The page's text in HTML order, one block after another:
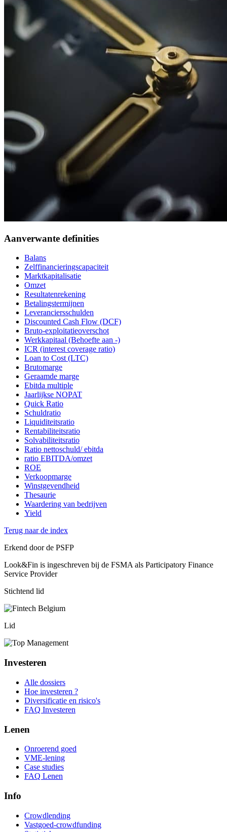
Aanverwante definities
Balans
Zelffinancieringscapaciteit
Marktkapitalisatie
Omzet
Resultatenrekening
Betalingstermijnen
Leveranciersschulden
Discounted Cash Flow (DCF)
Bruto-exploitatieoverschot
Werkkapitaal (Behoefte aan -)
ICR (interest coverage ratio)
Loan to Cost (LTC)
Brutomarge
Geraamde marge
Ebitda multiple
Jaarlijkse NOPAT
Quick Ratio
Schuldratio
Liquiditeitsratio
Rentabiliteitsratio
Solvabiliteitsratio
Ratio nettoschuld/ ebitda
ratio EBITDA/omzet
ROE
Verkoopmarge
Winstgevendheid
Thesaurie
Waardering van bedrijven
Yield
Terug naar de index
Erkend door de PSFP
Look&Fin is ingeschreven bij de FSMA als Participatory Finance
Service Provider
Stichtend lid
Lid
Investeren
Alle dossiers
Hoe investeren ?
Diversificatie en risico's
FAQ Investeren
Lenen
Onroerend goed
VME-lening
Case studies
FAQ Lenen
Info
Crowdlending
Vastgoed-crowdfunding